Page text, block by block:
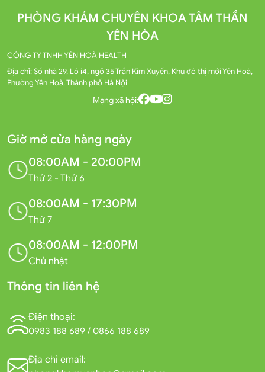
PHÒNG KHÁM CHUYÊN KHOA TÂM THẦN
YÊN HÒA
CÔNG TY TNHH YÊN HOÀ HEALTH
Địa chỉ: Số nhà 29, Lô i4, ngõ 35 Trần Kim Xuyến, Khu đô thị mới Yên Hoà,
Phường Yên Hoà, Thành phố Hà Nội
Mạng xã hội:
Giờ mở cửa hàng ngày
08:00AM - 20:00PM
Thứ 2 - Thứ 6
08:00AM - 17:30PM
Thứ 7
08:00AM - 12:00PM
Chủ nhật
Thông tin liên hệ
Điện thoại:
0983 188 689 / 0866 188 689
Địa chỉ email: